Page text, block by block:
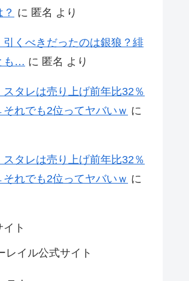
に 匿名 より
引くべきだったのは銀狼？緋
も… に 匿名 より
スタレは売り上げ前年比32％
れでも2位ってヤバいｗ に
スタレは売り上げ前年比32％
れでも2位ってヤバいｗ に
ト
レイル公式サイト